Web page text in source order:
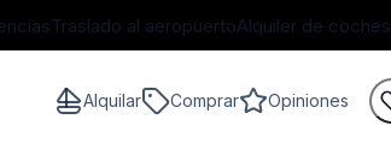
Traslado al aeropuertoAlquiler de coches
Alquilar Comprar Opiniones